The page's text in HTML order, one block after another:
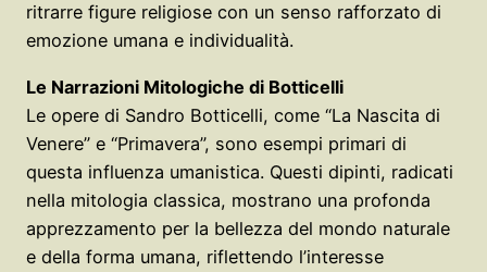
ritrarre figure religiose con un senso rafforzato di
emozione umana e individualità.
Le Narrazioni Mitologiche di Botticelli
Le opere di Sandro Botticelli, come “La Nascita di
Venere” e “Primavera”, sono esempi primari di
questa influenza umanistica. Questi dipinti, radicati
nella mitologia classica, mostrano una profonda
apprezzamento per la bellezza del mondo naturale
e della forma umana, riflettendo l’interesse